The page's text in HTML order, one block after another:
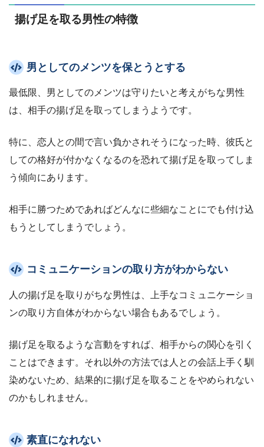
揚げ足を取る男性の特徴
男としてのメンツを保とうとする
最低限、男としてのメンツは守りたいと考えがちな男性
は、相手の揚げ足を取ってしまうようです。
特に、恋人との間で言い負かされそうになった時、彼氏と
しての格好が付かなくなるのを恐れて揚げ足を取ってしま
う傾向にあります。
相手に勝つためであればどんなに些細なことにでも付け込
もうとしてしまうでしょう。
コミュニケーションの取り方がわからない
人の揚げ足を取りがちな男性は、上手なコミュニケーショ
ンの取り方自体がわからない場合もあるでしょう。
揚げ足を取るような言動をすれば、相手からの関心を引く
ことはできます。それ以外の方法では人との会話上手く馴
染めないため、結果的に揚げ足を取ることをやめられない
のかもしれません。
素直になれない